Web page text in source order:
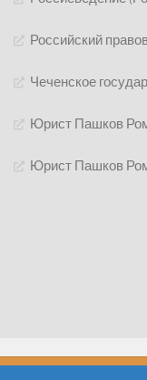
Российский
Чеченское
Юрист Пашков
Юрист Пашков